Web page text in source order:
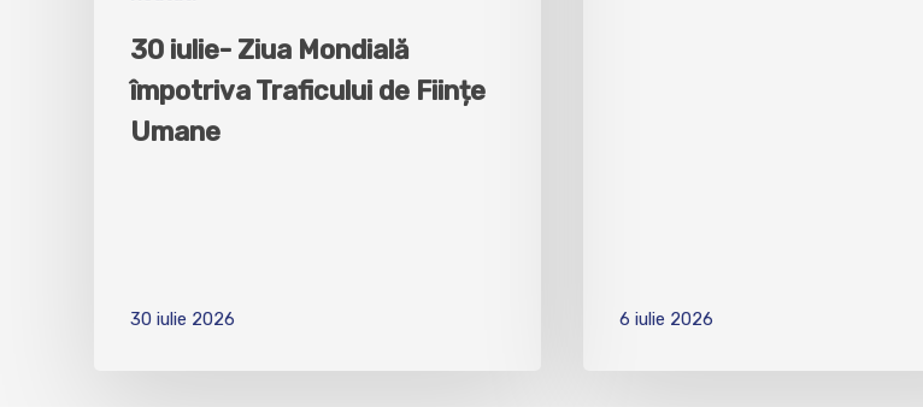
30 iulie- Ziua Mondială
împotriva Traficului de Ființe
Umane
30 iulie 2026 6 iulie 2026